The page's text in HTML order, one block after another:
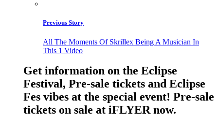
Previous Story
All The Moments Of Skrillex Being A Musician In
This 1 Video
Get information on the Eclipse
Festival, Pre-sale tickets and Eclipse
Fes vibes at the special event! Pre-sale
tickets on sale at iFLYER now.